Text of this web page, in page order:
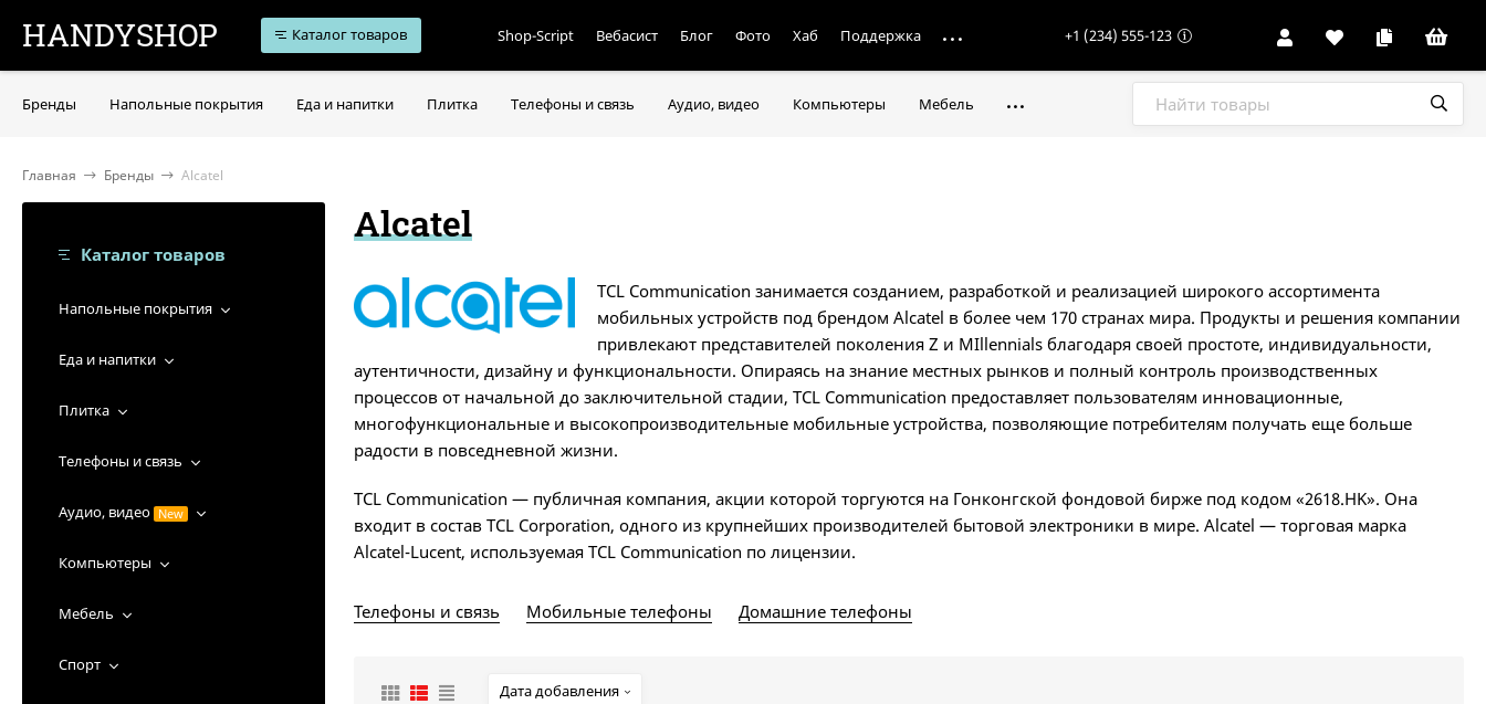
HANDYSHOP Каталог товаров Shop-Script Вебасист Блог Фото Хаб Поддержка +1 (234) 555-123
Бренды Напольные покрытия Еда и напитки Плитка Телефоны и связь Аудио, видео Компьютеры Мебель
Главная Бренды Alcatel
Alcatel
TCL Communication занимается созданием, разработкой и реализацией широкого ассортимента
мобильных устройств под брендом Alcatel в более чем 170 странах мира. Продукты и решения компании
привлекают представителей поколения Z и MIllennials благодаря своей простоте, индивидуальности,
аутентичности, дизайну и функциональности. Опираясь на знание местных рынков и полный контроль производственных
процессов от начальной до заключительной стадии, TCL Communication предоставляет пользователям инновационные,
многофункциональные и высокопроизводительные мобильные устройства, позволяющие потребителям получать еще больше
радости в повседневной жизни.
TCL Communication — публичная компания, акции которой торгуются на Гонконгской фондовой бирже под кодом «2618.HK». Она
входит в состав TCL Corporation, oдного из крупнейших производителей бытовой электроники в мире. Alcatel — торговая марка
Alcatel-Lucent, используемая TCL Communication по лицензии.
Телефоны и связь Мобильные телефоны Домашние телефоны
Дата добавления
Каталог товаров
Напольные покрытия
Еда и напитки
Плитка
Телефоны и связь
Аудио, видео New
Компьютеры
Мебель
Спорт